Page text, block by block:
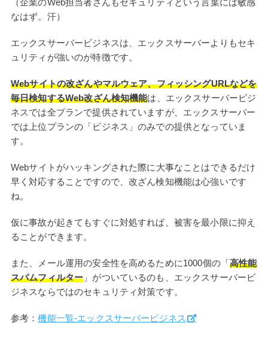
なはず。汗）
エックスサーバービジネスは、エックスサーバーよりもセキ
ュリティが強いのが特徴です。
Webサイトの改ざんやマルウェア、フィッシングURLなどを
毎日検知するWeb改ざん検知機能は、エックスサーバービジ
ネスでは全プランで提供されていますが、エックスサーバー
では上位プランの「ビジネス」のみでの提供となっていま
す。
Webサイトがハッキングされた際に大事なことはできるだけ
早く対応することですので、改ざん検知機能は心強いです
ね。
仮に事故が起きてもすぐに対処すれば、被害を最小限に抑え
ることができます。
また、メール運用の安全性を高めるために1000個の「高性能
スパムフィルター 」がついているのも、エックスサーバービ
ジネスならではのセキュリティ対策です。
参考：機能一覧‐エックスサーバービジネス